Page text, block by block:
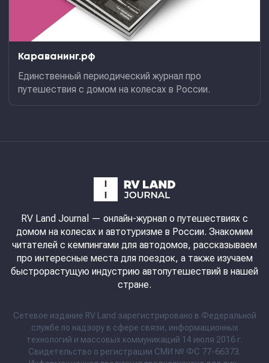
Караванинг.рф
Единственный периодический журнал про
путешествия с домом на колесах в России.
RV Land Journal — онлайн-журнал о путешествиях с
домом на колесах и автотуризме в России. Знакомим
читателей с кемпингами для автодомов, рассказываем
про интересные места для поездок, а также изучаем
быстрорастущую индустрию автопутешествий в нашей
стране.
Сетевое издание RV Land зарегистрировано в Федеральной
службе по надзору в сфере связи, информационных
технологий и массовых коммуникаций 14 июля 2016 г.
Свидетельство о регистрации СМИ № ФС 77-66373.